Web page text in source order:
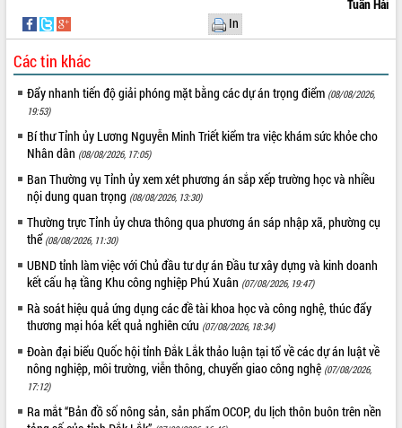
Hội thảo góp ý hồ sơ điều chỉnh quy
hoạch tỉnh Đắk Lắk thời kỳ 2021-2030,
tầm nhìn đến năm 2050
Nâng cao hiệu quả hoạt động của các
doanh nghiệp nhà nước
Hội nghị triển khai kết nối mạng
truyền số liệu chuyên dùng phục vụ cơ
Lễ phát động chuỗi hoạt động chung
tay làm sạch môi trường
Xã Ea Kar bước chuyển mình trong
công tác cải cách hành chính mô hình
mới
UBND tỉnh họp báo định kỳ tháng 4
năm 2026
Hội thảo khoa học “Giải pháp thúc đẩy
phát triển nền kinh tế xanh tại tỉnh
Đắk Lắk”
Tăng cường giám sát, đôn đốc thực
hiện nhiệm vụ quản lý tài sản công
hàng tuần
Tuấn Hải
In
Các tin khác
Đẩy nhanh tiến độ giải phóng mặt bằng các dự án trọng điểm (08/08/2026,
19:53)
Bí thư Tỉnh ủy Lương Nguyễn Minh Triết kiểm tra việc khám sức khỏe cho
Nhân dân (08/08/2026, 17:05)
Ban Thường vụ Tỉnh ủy xem xét phương án sắp xếp trường học và nhiều
nội dung quan trọng (08/08/2026, 13:30)
Thường trực Tỉnh ủy chưa thông qua phương án sáp nhập xã, phường cụ
thể (08/08/2026, 11:30)
UBND tỉnh làm việc với Chủ đầu tư dự án Đầu tư xây dựng và kinh doanh
kết cấu hạ tầng Khu công nghiệp Phú Xuân (07/08/2026, 19:47)
Rà soát hiệu quả ứng dụng các đề tài khoa học và công nghệ, thúc đẩy
thương mại hóa kết quả nghiên cứu (07/08/2026, 18:34)
Đoàn đại biểu Quốc hội tỉnh Đắk Lắk thảo luận tại tổ về các dự án luật về
nông nghiệp, môi trường, viễn thông, chuyển giao công nghệ (07/08/2026,
17:12)
Ra mắt “Bản đồ số nông sản, sản phẩm OCOP, du lịch thôn buôn trên nền